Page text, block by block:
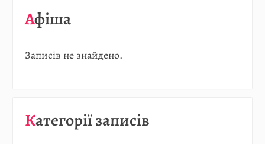
Афіша
Записів не знайдено.
Категорії записів